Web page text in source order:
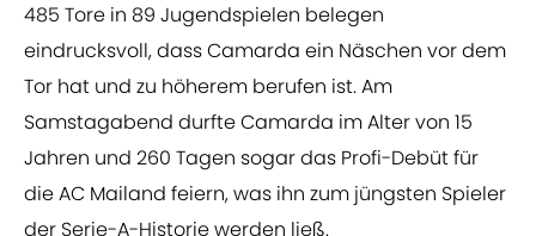
485 Tore in 89 Jugendspielen belegen
eindrucksvoll, dass Camarda ein Näschen vor dem
Tor hat und zu höherem berufen ist. Am
Samstagabend durfte Camarda im Alter von 15
Jahren und 260 Tagen sogar das Profi-Debüt für
die AC Mailand feiern, was ihn zum jüngsten Spieler
der Serie-A-Historie werden ließ.